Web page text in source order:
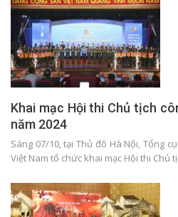
Khai mạc Hội thi Chủ tịch
năm 2024
Sáng 07/10, tại Thủ đô Hà Nội, Tổng
Việt Nam tổ chức khai mạc Hội thi Chủ